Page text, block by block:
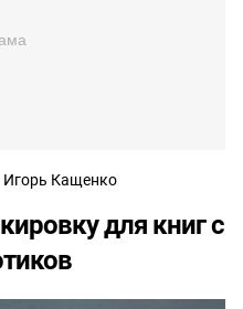
Игорь Кащенко
для книг с